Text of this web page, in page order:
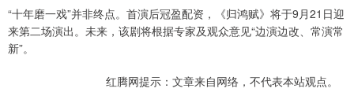
“十年磨一戏”并非终点。首演后冠盈配资，《归鸿赋》将于9月21日迎
来第二场演出。未来，该剧将根据专家及观众意见“边演边改、常演常
新”。
红腾网提示：文章来自网络，不代表本站观点。